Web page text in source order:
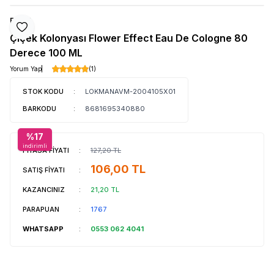
Favoriye Ekle
Revol
Çiçek Kolonyası Flower Effect Eau De Cologne 80
Derece 100 ML
Yorum Yap (1)
STOK KODU :
LOKMANAVM-2004105X01
BARKODU
: 8681695340880
%17
indirimli
PİYASA FİYATI : 127,20TL
SATIŞ FİYATI : 106,00 TL
KAZANCINIZ : 21,20 TL
PARAPUAN : 1767
WHATSAPP : 0553 062 4041